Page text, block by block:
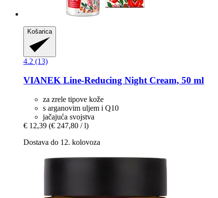
Košarica
4.2 (13)
VIANEK Line-​Reducing Night Cream, 50 ml
za zrele tipove kože
s arganovim uljem i Q10
jačajuća svojstva
€ 12,39 (€ 247,80 / l)
Dostava do 12. kolovoza